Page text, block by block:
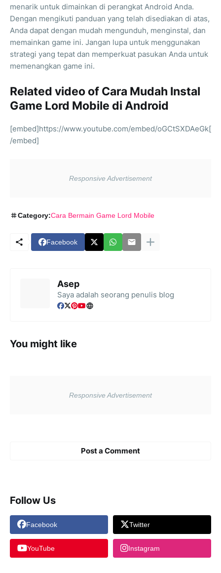
menarik untuk dimainkan di perangkat Android Anda.
Dengan mengikuti panduan yang telah disediakan di atas,
Anda dapat dengan mudah mengunduh, menginstal, dan
memainkan game ini. Jangan lupa untuk menggunakan
strategi yang tepat dan memperkuat pasukan Anda untuk
memenangkan game ini.
Related video of Cara Mudah Instal
Game Lord Mobile di Android
[embed]https://www.youtube.com/embed/oGCtSXDAeGk[
/embed]
Category:Cara Bermain Game Lord Mobile
Facebook
Asep
Saya adalah seorang penulis blog
You might like
Post a Comment
Follow Us
Facebook Twitter
YouTube Instagram